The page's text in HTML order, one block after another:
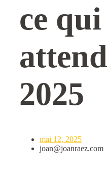
ce
2025
mai 12, 2025
joan@joanraez.com